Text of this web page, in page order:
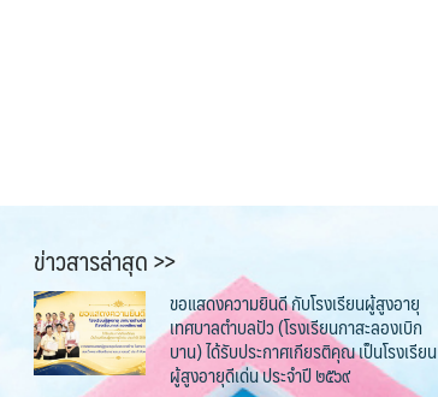
ข่าวสารล่าสุด >>
ขอแสดงความยินดี กับโรงเรียนผู้สูงอายุ
เทศบาลตำบลปัว (โรงเรียนกาสะลองเบิก
บาน) ได้รับประกาศเกียรติคุณ เป็นโรงเรียน
ผู้สูงอายุดีเด่น ประจำปี ๒๕๖๙